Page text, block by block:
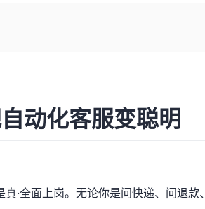
动化客服变聪明
·全面上岗。无论你是问快递、问退款、